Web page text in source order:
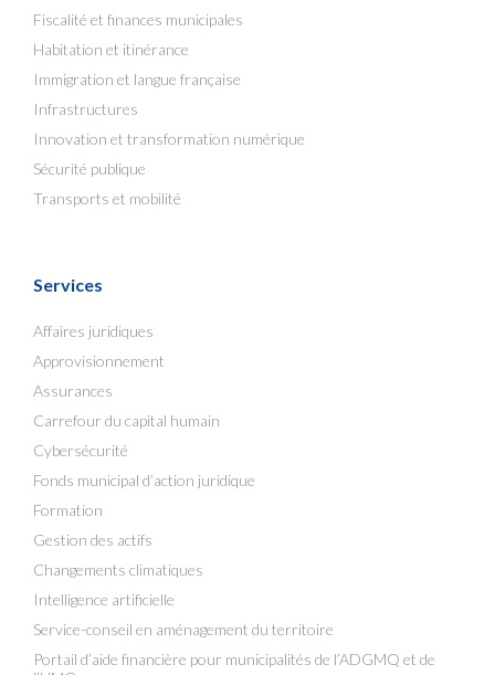
Fiscalité et finances municipales
Habitation et itinérance
Immigration et langue française
Infrastructures
Innovation et transformation numérique
Sécurité publique
Transports et mobilité
Services
Affaires juridiques
Approvisionnement
Assurances
Carrefour du capital humain
Cybersécurité
Fonds municipal d’action juridique
Formation
Gestion des actifs
Changements climatiques
Intelligence artificielle
Service-conseil en aménagement du territoire
Portail d’aide financière pour municipalités de l’ADGMQ et de